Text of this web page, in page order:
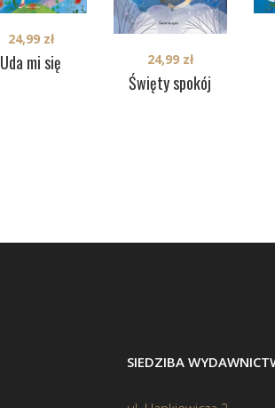
Uda mi się
24,99 zł
Święty spokój
24,99 zł
SIEDZIBA